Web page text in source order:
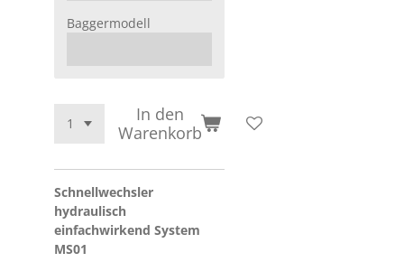
Baggermodell
In den
Warenkorb
Schnellwechsler
hydraulisch
einfachwirkend System
MS01